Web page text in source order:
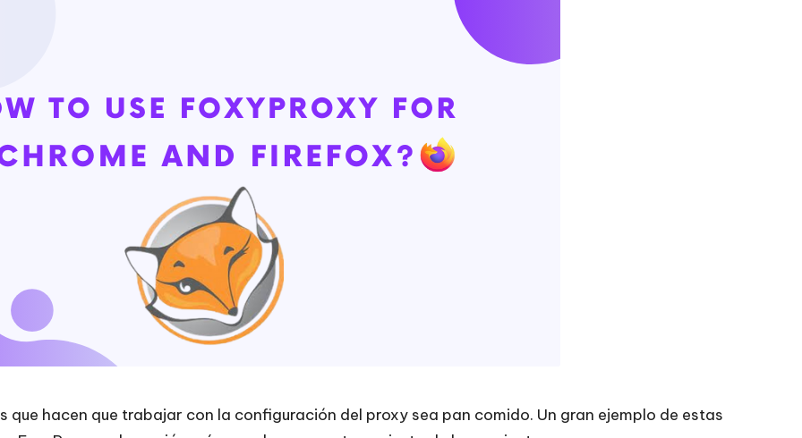
hacen que trabajar con la configuración del proxy sea pan comido. Un gran ejemplo de estas